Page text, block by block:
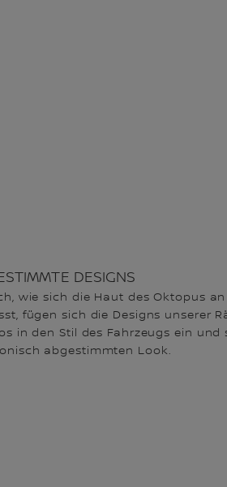
DESIGNS
wie sich die Haut des Oktopus
fügen sich die Designs unserer
in den Stil des Fahrzeugs ein und
abgestimmten Look.